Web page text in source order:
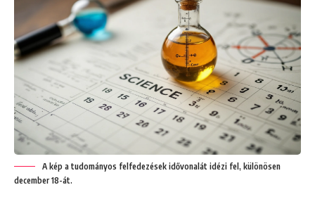
A kép a tudományos felfedezések idővonalát idézi fel, különösen
december 18-át.